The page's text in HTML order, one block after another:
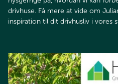
drivhuse. Få mere at vide om
inspiration til dit drivhusliv i vores